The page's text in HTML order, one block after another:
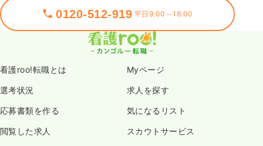
0120-512-919 平日9:00～18:00
看護roo!転職とは Myページ
選考状況 求人を探す
応募書類を作る 気になるリスト
閲覧した求人 スカウトサービス